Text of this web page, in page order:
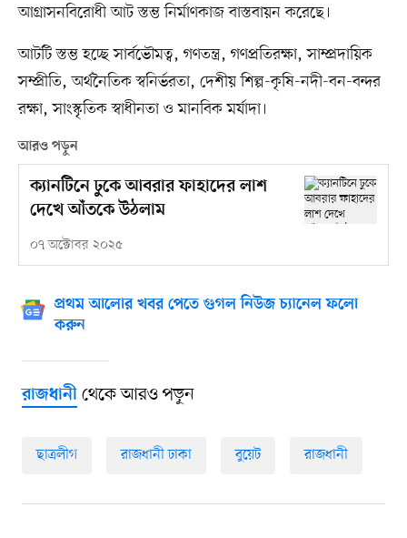
আগ্রাসনবিরোধী আট স্তম্ভ নির্মাণকাজ বাস্তবায়ন করেছে।
আটটি স্তম্ভ হচ্ছে সার্বভৌমত্ব, গণতন্ত্র, গণপ্রতিরক্ষা, সাম্প্রদায়িক
সম্প্রীতি, অর্থনৈতিক স্বনির্ভরতা, দেশীয় শিল্প-কৃষি-নদী-বন-বন্দর
রক্ষা, সাংস্কৃতিক স্বাধীনতা ও মানবিক মর্যাদা।
আরও পড়ুন
ক্যানটিনে ঢুকে আবরার ফাহাদের লাশ
দেখে আঁতকে উঠলাম
০৭ অক্টোবর ২০২৫
প্রথম আলোর খবর পেতে গুগল নিউজ চ্যানেল ফলো
করুন
রাজধানীথেকে আরও পড়ুন
ছাত্রলীগ রাজধানী ঢাকা বুয়েট রাজধানী